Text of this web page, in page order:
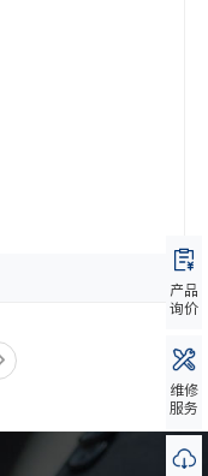
产品
询价
维修
服务